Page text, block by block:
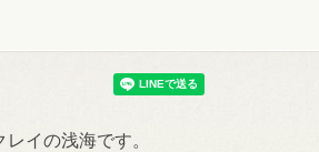
イの浅海です。